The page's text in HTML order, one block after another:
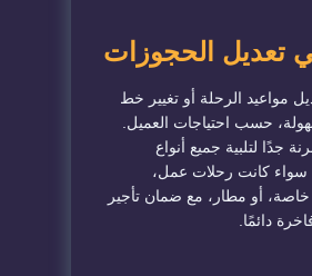
تعديل الحجوزات
مواعيد الرحلة أو تغيير خط
حسب احتياجات العميل.
جدًا لتلبية جميع أنواع
سواء كانت رحلات عمل،
أو مطار، مع ضمان تأجير
دائمًا.